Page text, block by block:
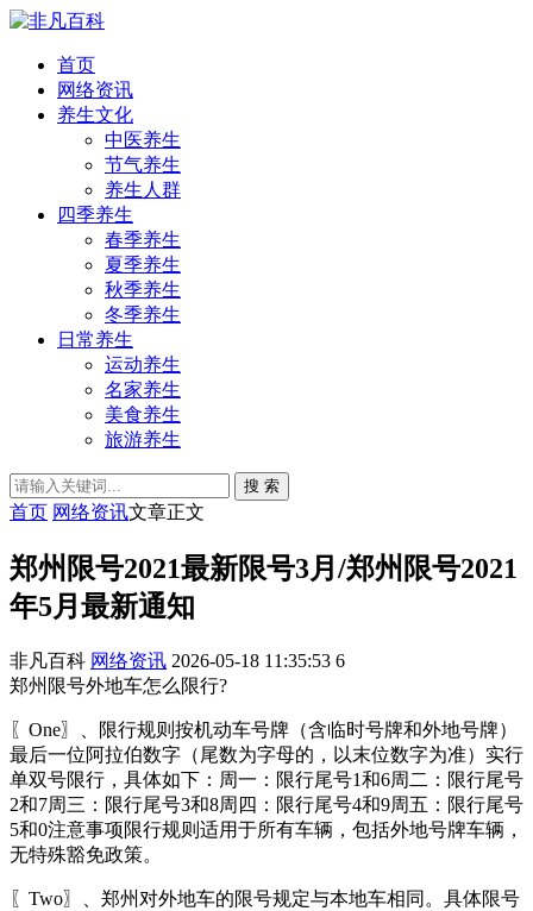
首页
网络资讯
养生文化
中医养生
节气养生
养生人群
四季养生
春季养生
夏季养生
秋季养生
冬季养生
日常养生
运动养生
名家养生
美食养生
旅游养生
搜 索
首页 网络资讯文章正文
郑州限号2021最新限号3月/郑州限号2021
年5月最新通知
非凡百科 网络资讯 2026-05-18 11:35:53 6
郑州限号外地车怎么限行?
〖One〗、限行规则按机动车号牌（含临时号牌和外地号牌）
最后一位阿拉伯数字（尾数为字母的，以末位数字为准）实行
单双号限行，具体如下：周一：限行尾号1和6周二：限行尾号
2和7周三：限行尾号3和8周四：限行尾号4和9周五：限行尾号
5和0注意事项限行规则适用于所有车辆，包括外地号牌车辆，
无特殊豁免政策。
〖Two〗、郑州对外地车的限号规定与本地车相同。具体限号